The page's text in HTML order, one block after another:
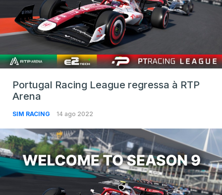
Portugal Racing League regressa à RTP
Arena
SIM RACING 14 ago 2022